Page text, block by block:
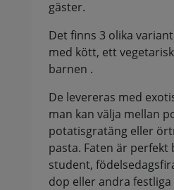
gäster.
Det finns 3 olika
med kött, ett
barnen .
De levereras med
man kan välja mellan
potatisgratäng eller
pasta. Faten är perfekt
student,
dop eller andra